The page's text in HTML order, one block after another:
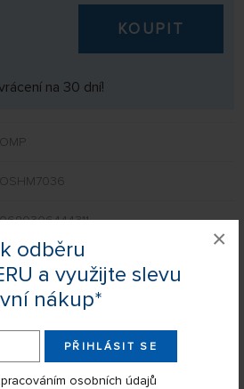
odběru
a využijte slevu
nákup*
PŘIHLÁSIT SE
osobních údajů
×
KOUPIT
na 30 dní!
OMP
OSHM7036
0680306444311
Vám některé parametry jasné?
Vás s odpovědí kontaktujeme.